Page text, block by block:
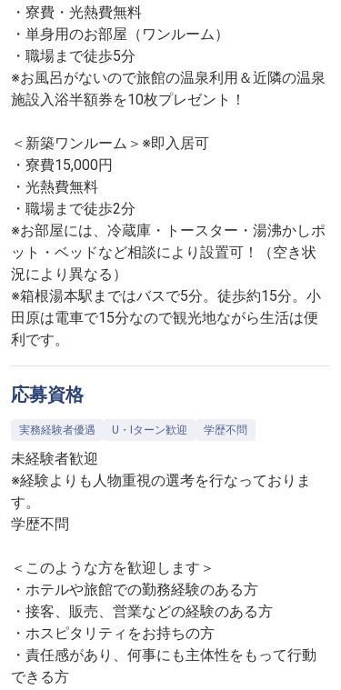
・寮費・光熱費無料
・単身用のお部屋（ワンルーム）
・職場まで徒歩5分
※お風呂がないので旅館の温泉利用＆近隣の温泉
施設入浴半額券を10枚プレゼント！
＜新築ワンルーム＞※即入居可
・寮費15,000円
・光熱費無料
・職場まで徒歩2分
※お部屋には、冷蔵庫・トースター・湯沸かしポ
ット・ベッドなど相談により設置可！（空き状
況により異なる）
※箱根湯本駅まではバスで5分。徒歩約15分。小
田原は電車で15分なので観光地ながら生活は便
利です。
応募資格
実務経験者優遇 U・Iターン歓迎 学歴不問
未経験者歓迎
※経験よりも人物重視の選考を行なっておりま
す。
学歴不問
＜このような方を歓迎します＞
・ホテルや旅館での勤務経験のある方
・接客、販売、営業などの経験のある方
・ホスピタリティをお持ちの方
・責任感があり、何事にも主体性をもって行動
できる方